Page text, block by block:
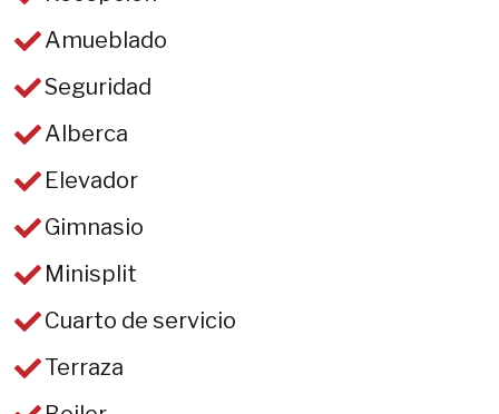
Amueblado
Seguridad
Alberca
Elevador
Gimnasio
Minisplit
Cuarto de servicio
Terraza